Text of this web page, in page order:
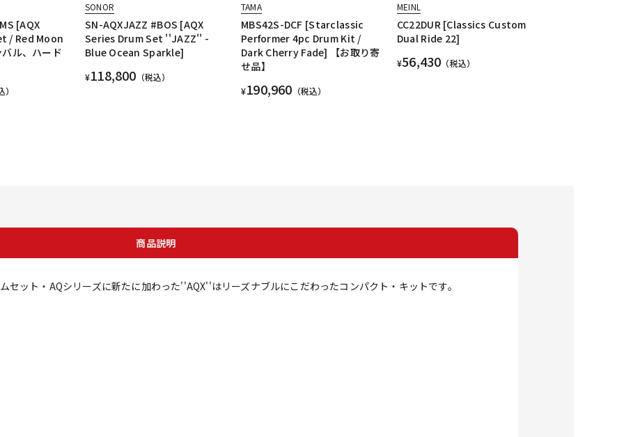
[AQX
/ Red Moon
ル、ハード
）
SONOR
SN-AQXJAZZ #BOS [AQX
Series Drum Set ''JAZZ'' -
Blue Ocean Sparkle]
¥118,800 （税込）
TAMA
MBS42S-DCF [Starclassic
Performer 4pc Drum Kit /
Dark Cherry Fade] 【お取り寄
せ品】
¥190,960 （税込）
MEINL
CC22DUR [Classics Custom
Dual Ride 22]
¥56,430 （税込）
商品説明
セット・AQシリーズに新たに加わった''AQX''はリーズナブルにこだわったコンパクト・キットです。